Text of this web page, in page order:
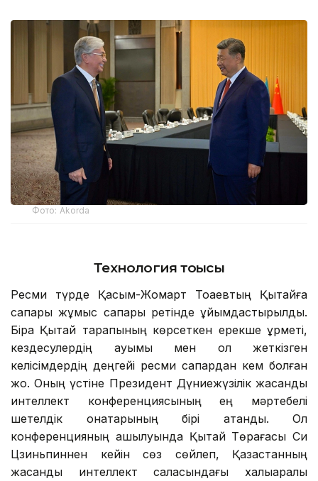
Фото: Аkorda
Технология тоғысы
Ресми түрде Қасым-Жомарт Тоқаевтың Қытайға
сапары жұмыс сапары ретінде ұйымдастырылды.
Бірақ Қытай тарапының көрсеткен ерекше құрметі,
кездесулердің ауқымы мен қол жеткізген
келісімдердің деңгейі ресми сапардан кем болған
жоқ. Оның үстіне Президент Дүниежүзілік жасанды
интеллект конференциясының ең мәртебелі
шетелдік қонақтарының бірі атанды. Ол
конференцияның ашылуында Қытай Төрағасы Си
Цзиньпиннен кейін сөз сөйлеп, Қазақстанның
жасанды интеллект саласындағы халықаралық